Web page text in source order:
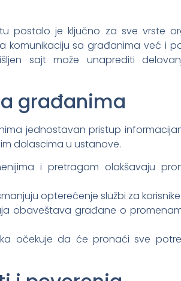
postalo je ključno za sve vrste
sa građanima već i
sajt može unaprediti
građanima
jednostavan pristup
dolascima u ustanove.
i pretragom olakšavaju
opterećenje službi za korisnike.
obaveštava građane o
očekuje da će pronaći sve